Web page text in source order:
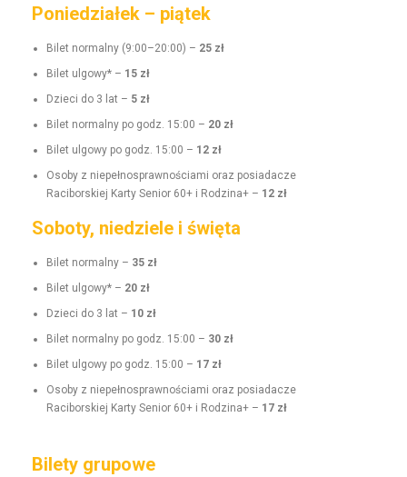
Poniedziałek – piątek
Bilet nor­mal­ny (9:00–20:00) – 25 zł
Bilet ulgo­wy* – 15 zł
Dzieci do 3 lat – 5 zł
Bilet nor­mal­ny po godz. 15:00 – 20 zł
Bilet ulgo­wy po godz. 15:00 – 12 zł
Oso­by z niepełnosprawnoś­ci­a­mi oraz posi­adacze
Raci­borskiej Kar­ty Senior 60+ i Rodz­i­na+ – 12 zł
Soboty, niedziele i święta
Bilet nor­mal­ny – 35 zł
Bilet ulgo­wy* – 20 zł
Dzieci do 3 lat – 10 zł
Bilet nor­mal­ny po godz. 15:00 – 30 zł
Bilet ulgo­wy po godz. 15:00 – 17 zł
Oso­by z niepełnosprawnoś­ci­a­mi oraz posi­adacze
Raci­borskiej Kar­ty Senior 60+ i Rodz­i­na+ – 17 zł
Bilety grupowe